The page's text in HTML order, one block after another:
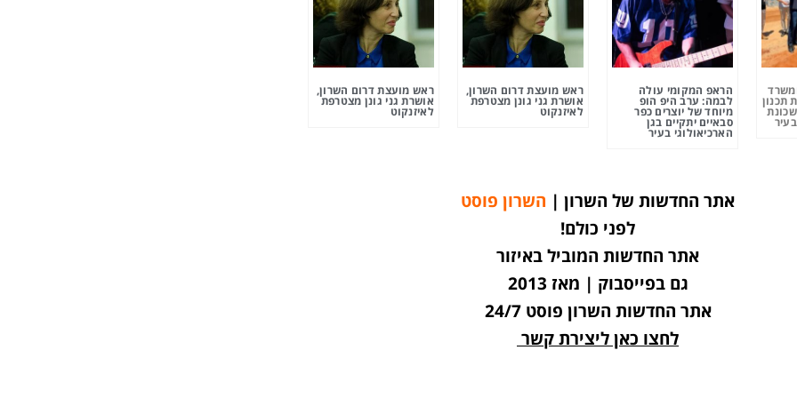
תכנון
הראפ המקומי עולה
לבמה: ערב היפ הופ
מיוחד של יוצרים כפר
סבאיים יתקיים בגן
הארכיאולוגי בעיר
ראש מועצת דרום השרון,
אושרת גני גונן מצטרפת
לאיזנקוט
ראש מועצת דרום השרון,
אושרת גני גונן מצטרפת
לאיזנקוט
אתר החדשות של השרון | השרון פוסט
לפני כולם!
אתר החדשות המוביל באיזור
גם בפייסבוק | מאז 2013
אתר החדשות השרון פוסט 24/7
לחצו כאן ליצירת קשר